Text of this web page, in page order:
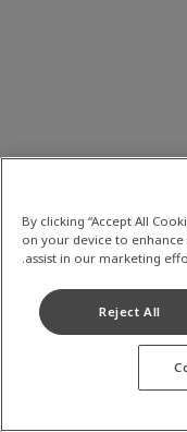
By clicking “Accept All
on your device to enhance
assist in our marketing
Reject All